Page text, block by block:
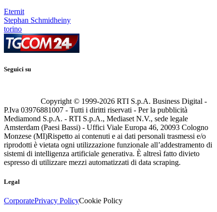
Eternit
Stephan Schmidheiny
torino
Seguici su
Copyright © 1999-2026 RTI S.p.A. Business Digital -
P.Iva 03976881007 - Tutti i diritti riservati - Per la pubblicità
Mediamond S.p.A. - RTI S.p.A., Mediaset N.V., sede legale
Amsterdam (Paesi Bassi) - Uffici Viale Europa 46, 20093 Cologno
Monzese (MI)Rispetto ai contenuti e ai dati personali trasmessi e/o
riprodotti è vietata ogni utilizzazione funzionale all’addestramento di
sistemi di intelligenza artificiale generativa. È altresì fatto divieto
espresso di utilizzare mezzi automatizzati di data scraping.
Legal
CorporatePrivacy PolicyCookie Policy